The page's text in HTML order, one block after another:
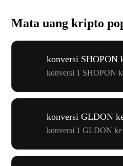
Mata uang kripto
konversi SHOPON
konversi 1 SHOPON
konversi GLDON
konversi 1 GLDON ke